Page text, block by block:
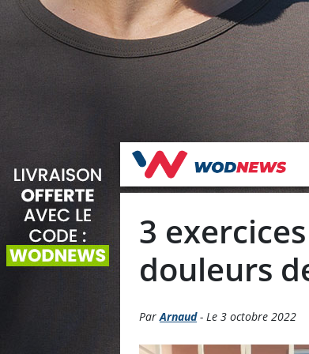
3
douleurs
ParArnaud- Le 3 octobre 2022